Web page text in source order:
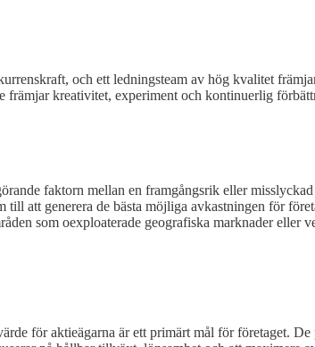
och ett ledningsteam av hög kvalitet
främjar kreativitet, experiment och kontinuerlig
faktorn mellan en framgångsrik eller
till att generera de bästa möjliga avkastningen för
som oexploaterade geografiska marknader eller
för aktieägarna är ett primärt mål för företaget.